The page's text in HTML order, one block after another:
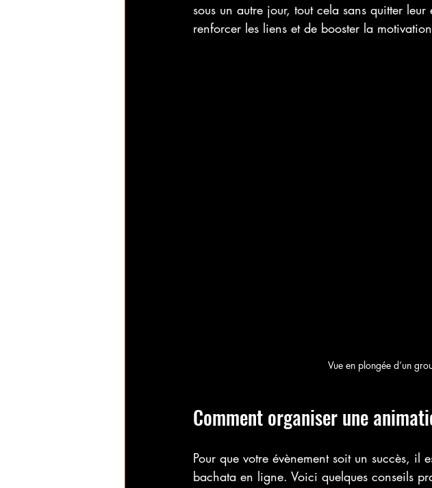
sous un autre jour, tout cela sans quitter
renforcer les liens et de booster la
Vue en plongée d’un
Comment organiser une
Pour que votre évènement soit un succès,
bachata en ligne. Voici quelques conseils